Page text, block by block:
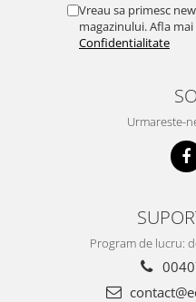
Vreau sa primesc
magazinului. Afla
Confidentialitate
Urmareste-
Program de lucru: